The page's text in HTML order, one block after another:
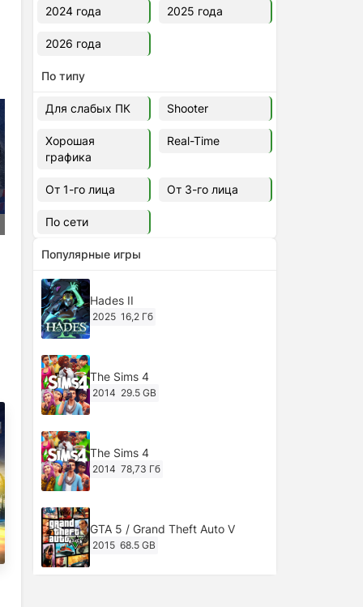
2024 года 2025 года
2026 года
По типу
Для слабых ПК Shooter
Хорошая
графика
Real-Time
От 1-го лица От 3-го лица
По сети
Популярные игры
Hades II
2025 16,2 Гб
The Sims 4
2014 29.5 GB
The Sims 4
2014 78,73 Гб
GTA 5 / Grand Theft Auto V
2015 68.5 GB